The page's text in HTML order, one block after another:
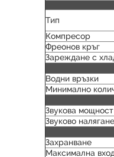
Тип
Компресор
Фреонов кръг
Зареждане с
Водни връзки
Минимално
Звукова
Звуково
Захранване
Максимална